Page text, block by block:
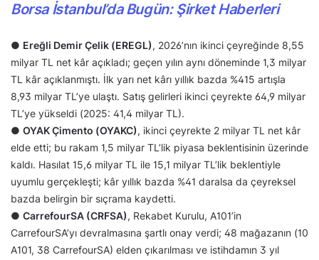
Borsa İstanbul’da Bugün: Şirket Haberleri
● Ereğli Demir Çelik (EREGL), 2026’nın ikinci çeyreğinde 8,55
milyar TL net kâr açıkladı; geçen yılın aynı döneminde 1,3 milyar
TL kâr açıklanmıştı. İlk yarı net kârı yıllık bazda %415 artışla
8,93 milyar TL’ye ulaştı. Satış gelirleri ikinci çeyrekte 64,9 milyar
TL’ye yükseldi (2025: 41,4 milyar TL).
● OYAK Çimento (OYAKC), ikinci çeyrekte 2 milyar TL net kâr
elde etti; bu rakam 1,5 milyar TL’lik piyasa beklentisinin üzerinde
kaldı. Hasılat 15,6 milyar TL ile 15,1 milyar TL’lik beklentiyle
uyumlu gerçekleşti; kâr yıllık bazda %41 daralsa da çeyreksel
bazda belirgin bir sıçrama kaydetti.
● CarrefourSA (CRFSA), Rekabet Kurulu, A101’in
CarrefourSA’yı devralmasına şartlı onay verdi; 48 mağazanın (10
A101, 38 CarrefourSA) elden çıkarılması ve istihdamın 3 yıl